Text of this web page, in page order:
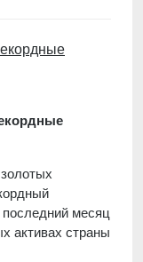
месяц
активах страны